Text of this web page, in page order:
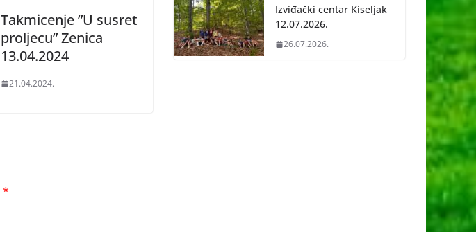
Takmicenje ”U susret
proljecu” Zenica
13.04.2024
21.04.2024.
*
Izviđački centar Kiseljak
12.07.2026.
26.07.2026.